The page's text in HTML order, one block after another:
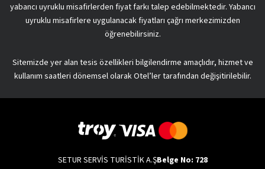
yabancı uyruklu misafirlerden fiyat farkı talep edebilmektedir. Yabancı
uyruklu misafirlere uygulanacak fiyatları çağrı merkezimizden
öğrenebilirsiniz.
Sitemizde yer alan tesis özellikleri bilgilendirme amaçlıdır, hizmet ve
kullanım saatleri dönemsel olarak Otel’ler tarafından değişitirilebilir.
SETUR SERVİS TURİSTİK A.ŞBelge No: 728